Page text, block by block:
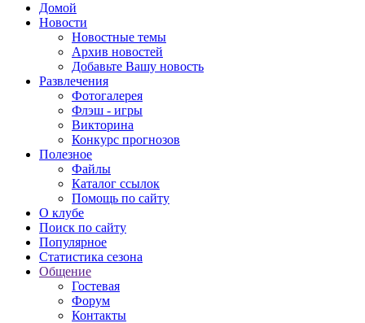
Домой
Новости
Новостные темы
Архив новостей
Добавьте Вашу новость
Развлечения
Фотогалерея
Флэш - игры
Викторина
Конкурс прогнозов
Полезное
Файлы
Каталог ссылок
Помощь по сайту
О клубе
Поиск по сайту
Популярное
Статистика сезона
Общение
Гостевая
Форум
Контакты